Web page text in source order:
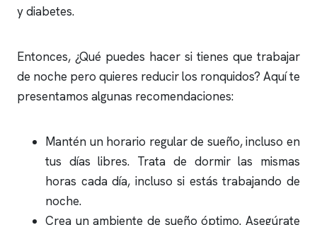
y diabetes.
Entonces, ¿Qué puedes hacer si tienes que trabajar
de noche pero quieres reducir los ronquidos? Aquí te
presentamos algunas recomendaciones:
Mantén un horario regular de sueño, incluso en
tus días libres. Trata de dormir las mismas
horas cada día, incluso si estás trabajando de
noche.
Crea un ambiente de sueño óptimo. Asegúrate